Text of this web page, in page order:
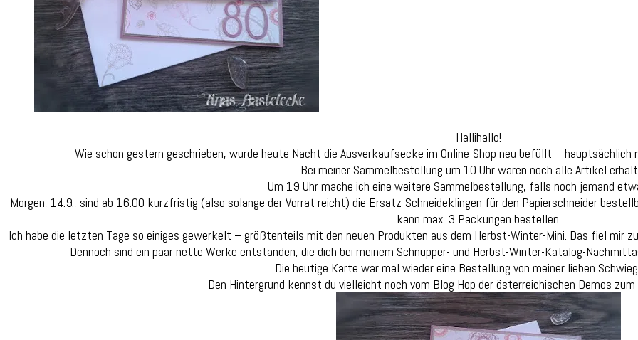
Hallihallo!
Wie schon gestern geschrieben, wurde heute Nacht die Ausverkaufsecke im Online-Shop neu befüllt –
Bei meiner Sammelbestellung um 10 Uhr waren noch alle Artikel
Um 19 Uhr mache ich eine weitere Sammelbestellung, falls noch jemand
Morgen, 14.9., sind ab 16:00 kurzfristig (also solange der Vorrat reicht) die Ersatz-Schneideklingen für den Papierschneider
kann max. 3 Packungen bestellen.
Ich habe die letzten Tage so einiges gewerkelt – größtenteils mit den neuen Produkten aus dem Herbst-Winter-Mini. Das fiel mir
Dennoch sind ein paar nette Werke entstanden, die dich bei meinem Schnupper- und Herbst-Winter-Katalog-
Die heutige Karte war mal wieder eine Bestellung von meiner lieben
Den Hintergrund kennst du vielleicht noch vom Blog Hop der österreichischen Demos